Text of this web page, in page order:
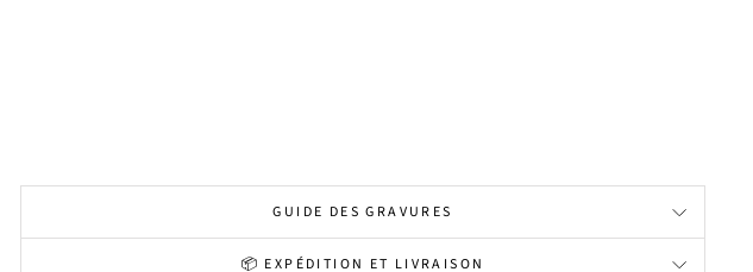
GUIDE DES GRAVURES
📦 EXPÉDITION ET LIVRAISON